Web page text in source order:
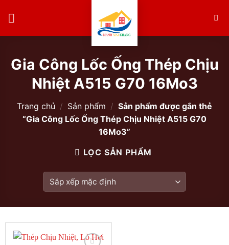
Gia Công Lốc Ống Thép Chịu
Nhiệt A515 G70 16Mo3
Trang chủ / Sản phẩm / Sản phẩm được gắn thẻ
“Gia Công Lốc Ống Thép Chịu Nhiệt A515 G70
16Mo3”
LỌC SẢN PHẨM